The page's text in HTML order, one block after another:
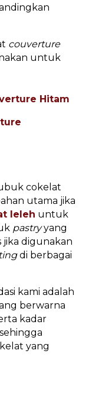
couverture
untuk
Hitam
cokelat
utama jika
leleh untuk
pastryyang
jika digunakan
di berbagai
kami adalah
berwarna
kadar
yang